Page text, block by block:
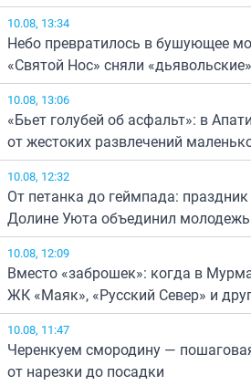
10.08, 13:34
Небо превратилось в бушующее
«Святой Нос» сняли
10.08, 13:06
«Бьет голубей об асфальт»: в
от жестоких развлечений
10.08, 12:32
От петанка до геймпада:
Долине Уюта объединил молодежь
10.08, 12:09
Вместо «заброшек»: когда в
ЖК «Маяк», «Русский Север» и
10.08, 11:47
Черенкуем смородину —
от нарезки до посадки